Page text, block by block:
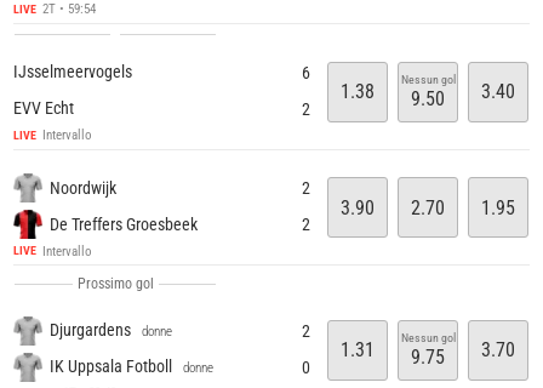
LIVE 2T • 59:54
IJsselmeervogels
EVV Echt
LIVE Intervallo
6
2
1.38
Nessun gol
9.50 3.40
Noordwijk
De Treffers Groesbeek
LIVE Intervallo
2
2
3.90 2.70 1.95
Prossimo gol
Djurgardens donne
IK Uppsala Fotboll donne
2
0
1.31
Nessun gol
9.75 3.70